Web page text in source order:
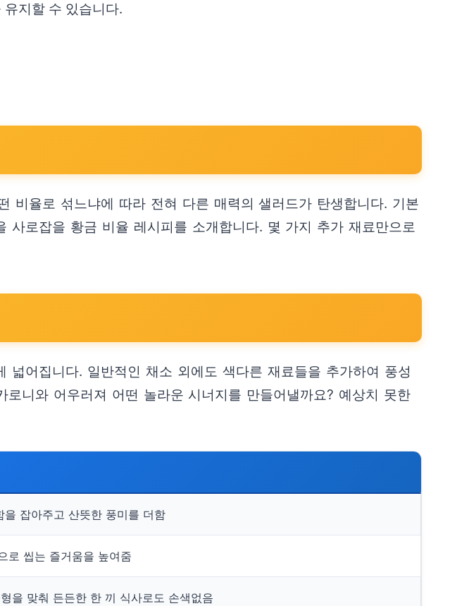
지할 수 있습니다.
비율로 섞느냐에 따라 전혀 다른 매력의 샐러드가 탄생합니다. 기본
로잡을 황금 비율 레시피를 소개합니다. 몇 가지 추가 재료만으로
어집니다. 일반적인 채소 외에도 색다른 재료들을 추가하여 풍성
니와 어우러져 어떤 놀라운 시너지를 만들어낼까요? 예상치 못한
을 잡아주고 산뜻한 풍미를 더함
로 씹는 즐거움을 높여줌
을 맞춰 든든한 한 끼 식사로도 손색없음